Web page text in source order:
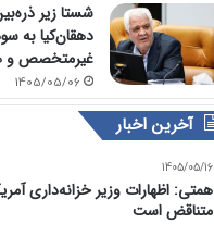
شستا زیر
دهقان‌کیا به
غیرمتخصص و
1405/05/06
آخرین اخبار
1405/05/16
همتی: اظهارات وزیر خزانه‌داری
متناقض است